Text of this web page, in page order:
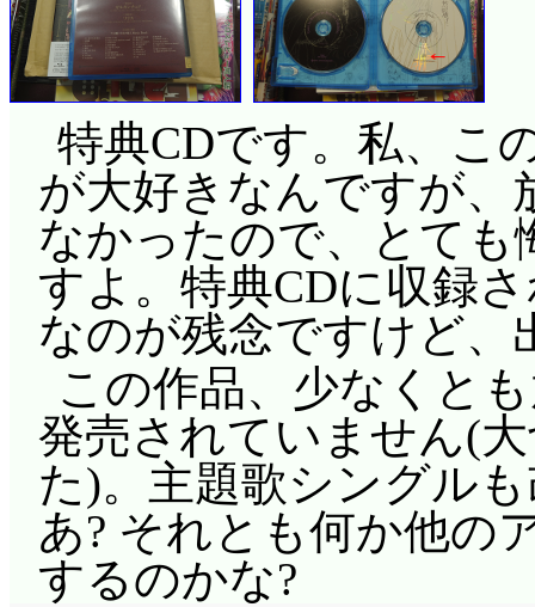
特典CDです。私、こ
が大好きなんですが、
なかったので、とて
すよ。特典CDに収録
なのが残念ですけど、
この作品、少なくと
発売されていません(
た)。主題歌シングル
あ? それとも何か他の
するのかな?